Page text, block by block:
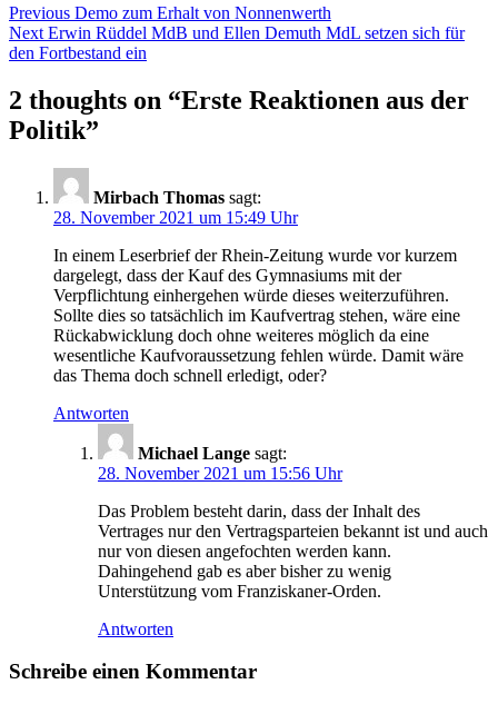
Beitragsnavigation
Previous Previous
post:
Demo zum Erhalt von Nonnenwerth
Next Next
post:
Erwin Rüddel MdB und Ellen Demuth MdL setzen sich für
den Fortbestand ein
2 thoughts on “Erste Reaktionen aus der
Politik”
Mirbach Thomas sagt:
28. November 2021 um 15:49 Uhr
In einem Leserbrief der Rhein-Zeitung wurde vor kurzem
dargelegt, dass der Kauf des Gymnasiums mit der
Verpflichtung einhergehen würde dieses weiterzuführen.
Sollte dies so tatsächlich im Kaufvertrag stehen, wäre eine
Rückabwicklung doch ohne weiteres möglich da eine
wesentliche Kaufvoraussetzung fehlen würde. Damit wäre
das Thema doch schnell erledigt, oder?
Antworten
Michael Lange sagt:
28. November 2021 um 15:56 Uhr
Das Problem besteht darin, dass der Inhalt des
Vertrages nur den Vertragsparteien bekannt ist und auch
nur von diesen angefochten werden kann.
Dahingehend gab es aber bisher zu wenig
Unterstützung vom Franziskaner-Orden.
Antworten
Schreibe einen Kommentar